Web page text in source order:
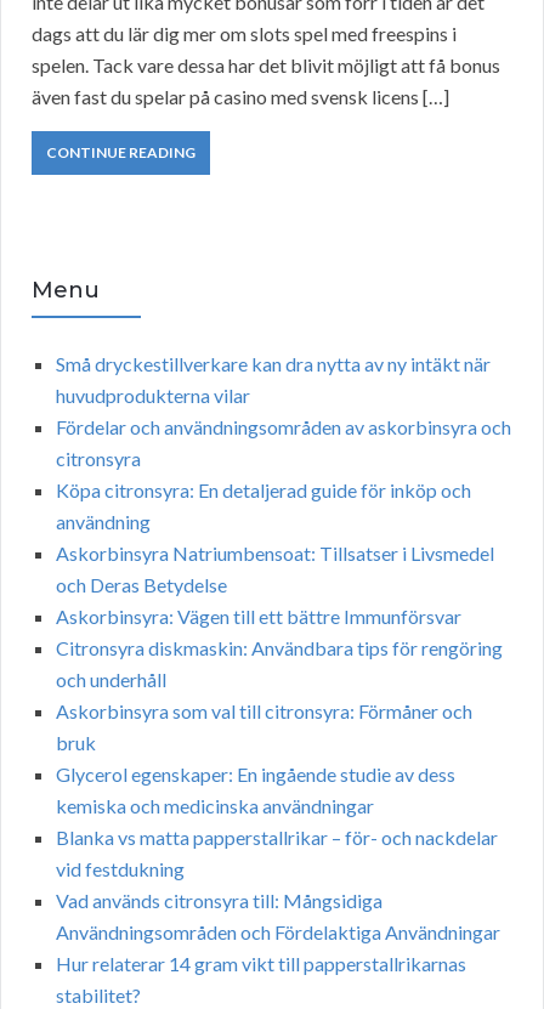
dags att du lär dig mer om slots spel med freespins i
spelen. Tack vare dessa har det blivit möjligt att få bonus
även fast du spelar på casino med svensk licens […]
CONTINUE READING
Menu
Små dryckestillverkare kan dra nytta av ny intäkt när
huvudprodukterna vilar
Fördelar och användningsområden av askorbinsyra och
citronsyra
Köpa citronsyra: En detaljerad guide för inköp och
användning
Askorbinsyra Natriumbensoat: Tillsatser i Livsmedel
och Deras Betydelse
Askorbinsyra: Vägen till ett bättre Immunförsvar
Citronsyra diskmaskin: Användbara tips för rengöring
och underhåll
Askorbinsyra som val till citronsyra: Förmåner och
bruk
Glycerol egenskaper: En ingående studie av dess
kemiska och medicinska användningar
Blanka vs matta papperstallrikar – för- och nackdelar
vid festdukning
Vad används citronsyra till: Mångsidiga
Användningsområden och Fördelaktiga Användningar
Hur relaterar 14 gram vikt till papperstallrikarnas
stabilitet?